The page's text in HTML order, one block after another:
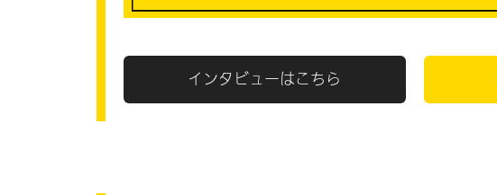
インタビューはこちら